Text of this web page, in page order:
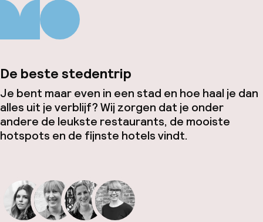
De beste stedentrip
Je bent maar even in een stad en hoe haal je dan
alles uit je verblijf? Wij zorgen dat je onder
andere de leukste restaurants, de mooiste
hotspots en de fijnste hotels vindt.